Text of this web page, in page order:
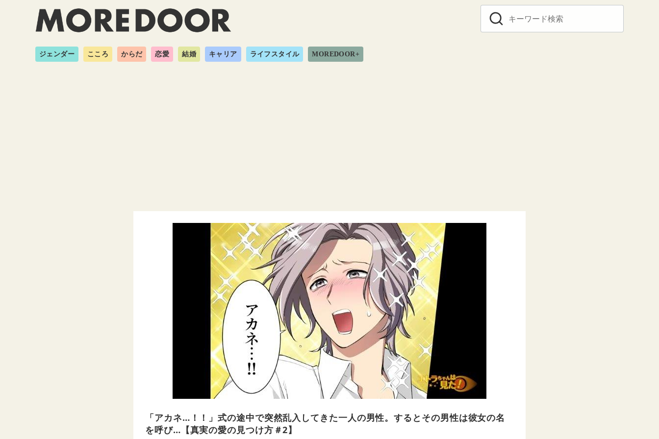
ジェンダー こころ からだ 恋愛 結婚 キャリア ライフスタイル MOREDOOR+
「アカネ…！！」式の途中で突然乱入してきた一人の男性。するとその男性は彼女の名
を呼び…【真実の愛の見つけ方＃2】